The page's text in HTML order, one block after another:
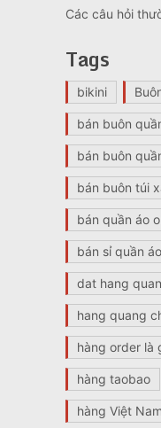
Các câu hỏi
Tags
bikini
bán buôn
bán buôn
bán buôn túi
bán quần áo
bán sỉ quần
dat hang
hang quang
hàng order là
hàng taobao
hàng Việt